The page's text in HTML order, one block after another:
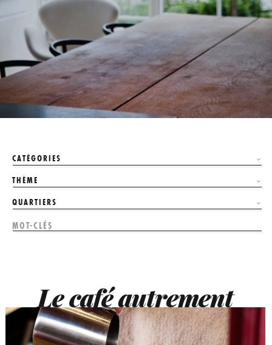
CATÉGORIES
THÈME
QUARTIERS
Le café autrement